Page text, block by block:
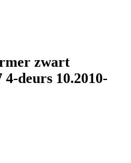
zwart
4-deurs 10.2010-